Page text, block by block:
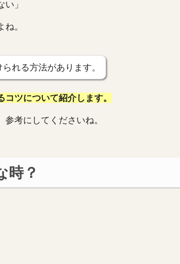
」
。
れる方法があります。
ツについて紹介します。
考にしてくださいね。
時？